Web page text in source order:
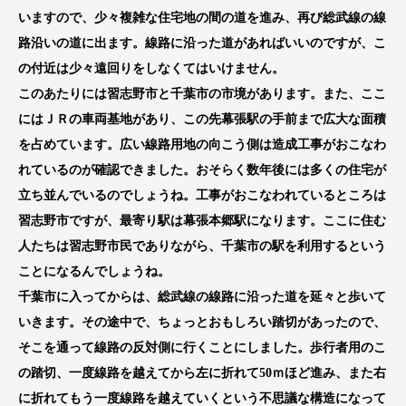
いますので、少々複雑な住宅地の間の道を進み、再び総武線の線
路沿いの道に出ます。線路に沿った道があればいいのですが、こ
の付近は少々遠回りをしなくてはいけません。
このあたりには習志野市と千葉市の市境があります。また、ここ
にはＪＲの車両基地があり、この先幕張駅の手前まで広大な面積
を占めています。広い線路用地の向こう側は造成工事がおこなわ
れているのが確認できました。おそらく数年後には多くの住宅が
立ち並んでいるのでしょうね。工事がおこなわれているところは
習志野市ですが、最寄り駅は幕張本郷駅になります。ここに住む
人たちは習志野市民でありながら、千葉市の駅を利用するという
ことになるんでしょうね。
千葉市に入ってからは、総武線の線路に沿った道を延々と歩いて
いきます。その途中で、ちょっとおもしろい踏切があったので、
そこを通って線路の反対側に行くことにしました。歩行者用のこ
の踏切、一度線路を越えてから左に折れて50ｍほど進み、また右
に折れてもう一度線路を越えていくという不思議な構造になって